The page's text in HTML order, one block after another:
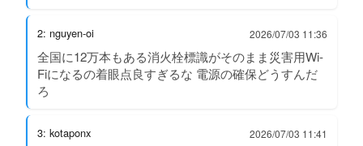
2: nguyen-oi 2026/07/03 11:36
全国に12万本もある消火栓標識がそのまま災害用Wi-
Fiになるの着眼点良すぎるな 電源の確保どうすんだ
ろ
3: kotaponx 2026/07/03 11:41